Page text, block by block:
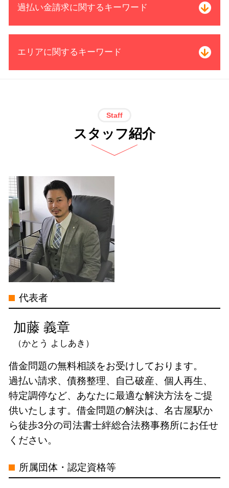
債務整理 任意整理 期間
自己破産 二回目
特定調停 条件
任意整理 受任 通知
任意整理 賃貸 契約
債務整理 相談 流れ
借金 いくら
特定調停 メリット デメリット
自己破産 官報 期間
奨学金 自己破産 機関保証
支払督促
借金 債務整理 メリット
資金 ショート 債務超過
民事再生 手続き
過払い金請求に関するキーワード
過払い金 時効
借金 過払い金 期間
過払い金 取引履歴
過払い金 司法書士 メリット
過払い金請求 司法書士 限度額
サラ金 過払い
過払い金 遅延損害金
借金 過払い請求 デメリット
過払い金 利息
過払い金 請求 計算
消費者金融 返済 過払い金
借金 過払い 相談
過払い金 取り戻し分
過払い請求 消費者金融 借り入れ
エリアに関するキーワード
債務整理 司法書士 電話 無料相談 愛
特定調停 司法書士 電話 無料相談 岐
知県
個人再生 司法書士 電話 無料相談 岐
阜県
個人再生 司法書士 電話 無料相談 名
古屋市
借金問題 司法書士 電話 無料相談 愛
知県
中村区
村区
過払い金請求 司法書士 電話 無料相談
自己破産 司法書士 電話 無料相談 岐
阜県
自己破産 司法書士 電話 無料相談 名
古屋市
特定調停 司法書士 電話 無料相談 名
古屋市
重県
Staff
スタッフ紹介
代表者
加藤 義章
（かとう よしあき）
借金問題の無料相談をお受けしております。
過払い請求、債務整理、自己破産、個人再生、
特定調停など、あなたに最適な解決方法をご提
供いたします。借金問題の解決は、名古屋駅か
ら徒歩3分の司法書士絆総合法務事務所にお任せ
ください。
所属団体・認定資格等